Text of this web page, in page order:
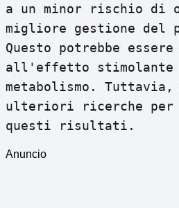
a un minor rischio di
migliore gestione del
Questo potrebbe essere
all'effetto stimolante
metabolismo. Tuttavia,
ulteriori ricerche per
questi risultati.
Anuncio